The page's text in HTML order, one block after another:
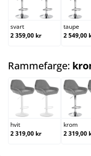
svart
svart
2 359,00 kr
taupe
2 549,00
Rammefarge:
hvit
2 319,00 kr
krom
2 319,00